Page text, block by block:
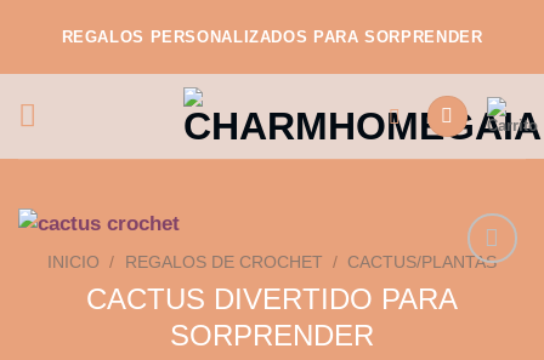
contenido
REGALOS PERSONALIZADOS PARA SORPRENDER
INICIO / REGALOS DE CROCHET / CACTUS/PLANTAS
CACTUS DIVERTIDO PARA
SORPRENDER